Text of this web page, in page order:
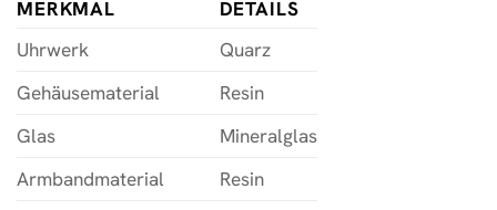
MERKMAL
DETAILS
Uhrwerk
Quarz
Gehäusematerial
Resin
Glas
Mineralglas
Armbandmaterial
Resin